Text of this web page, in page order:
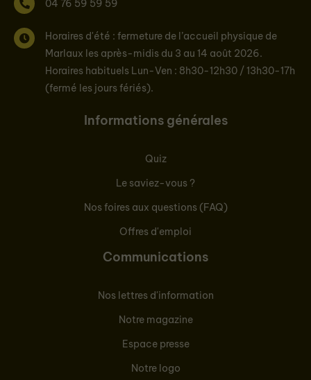
04 76 59 59 59
Horaires d'été : fermeture de l’accueil physique de
Marlaux les après-midis du 3 au 14 août 2026.
Horaires habituels Lun-Ven : 8h30-12h30 / 13h30-17h
(fermé les jours fériés).
Informations générales
Quiz
Le saviez-vous ?
Nos foires aux questions (FAQ)
Offres d'emploi
Communications
Nos lettres d'information
Notre magazine
Espace presse
Notre logo